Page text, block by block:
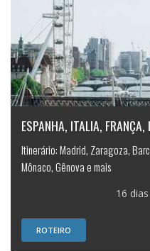
ESPANHA, ITALIA, FRANÇA,
Itinerário: Madrid, Zaragoza,
Mônaco, Gênova e mais
16
ROTEIRO